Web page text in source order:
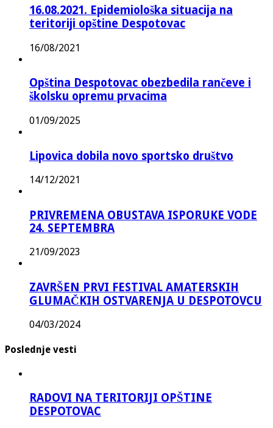
16.08.2021. Epidemiološka situacija na
teritoriji opštine Despotovac
16/08/2021
Opština Despotovac obezbedila rančeve i
školsku opremu prvacima
01/09/2025
Lipovica dobila novo sportsko društvo
14/12/2021
PRIVREMENA OBUSTAVA ISPORUKE VODE
24. SEPTEMBRA
21/09/2023
ZAVRŠEN PRVI FESTIVAL AMATERSKIH
GLUMAČKIH OSTVARENJA U DESPOTOVCU
04/03/2024
Poslednje vesti
RADOVI NA TERITORIJI OPŠTINE
DESPOTOVAC